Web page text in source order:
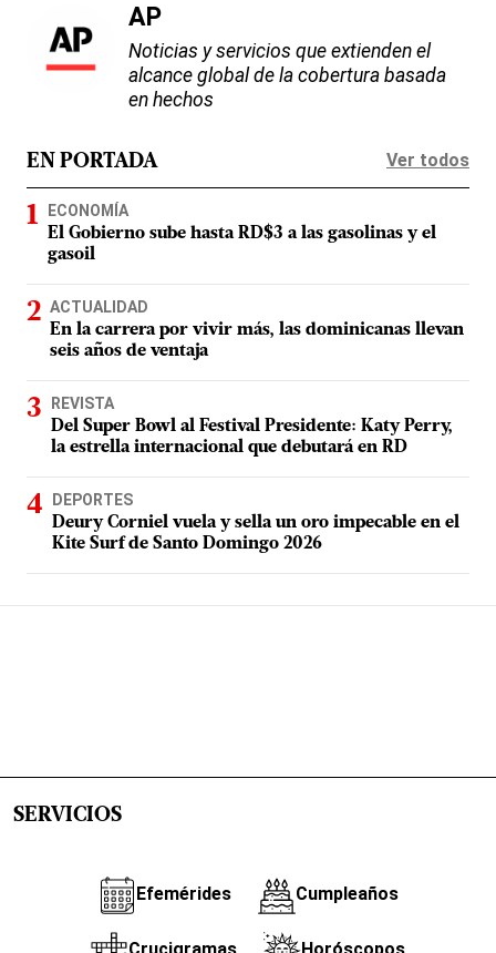
AP
Noticias y servicios que extienden el
alcance global de la cobertura basada
en hechos
EN PORTADA Ver todos
ECONOMÍA
El Gobierno sube hasta RD$3 a las gasolinas y el
gasoil
ACTUALIDAD
En la carrera por vivir más, las dominicanas llevan
seis años de ventaja
REVISTA
Del Super Bowl al Festival Presidente: Katy Perry,
la estrella internacional que debutará en RD
DEPORTES
Deury Corniel vuela y sella un oro impecable en el
Kite Surf de Santo Domingo 2026
SERVICIOS
Efemérides Cumpleaños